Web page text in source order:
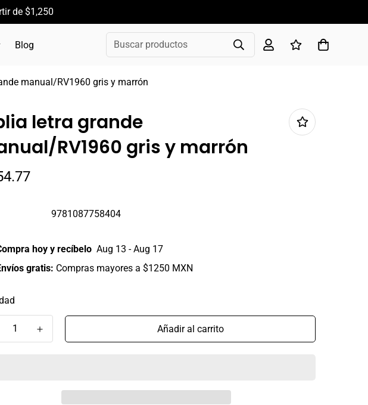
de $1,250
Blog Buscar productos
manual/RV1960 gris y marrón
letra grande
RV1960 gris y marrón
9781087758404
hoy y recíbelo Aug 13 - Aug 17
gratis: Compras mayores a $1250 MXN
Añadir al carrito